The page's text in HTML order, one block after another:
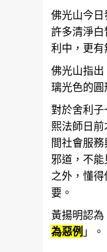
佛光山今日
許多清淨
利中，更有
佛光山指
璃光色的圓
對於舍利
熙法師日
間社會服務
邪道，不
之外，懂
要。
黃揚明認為
為惡例 」。